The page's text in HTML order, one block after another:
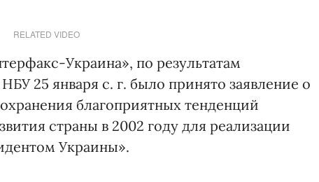
RELATED VIDEO
Украина», по результатам
25 января с. г. было принято заявление о
благоприятных тенденций
страны в 2002 году для реализации
Украины».